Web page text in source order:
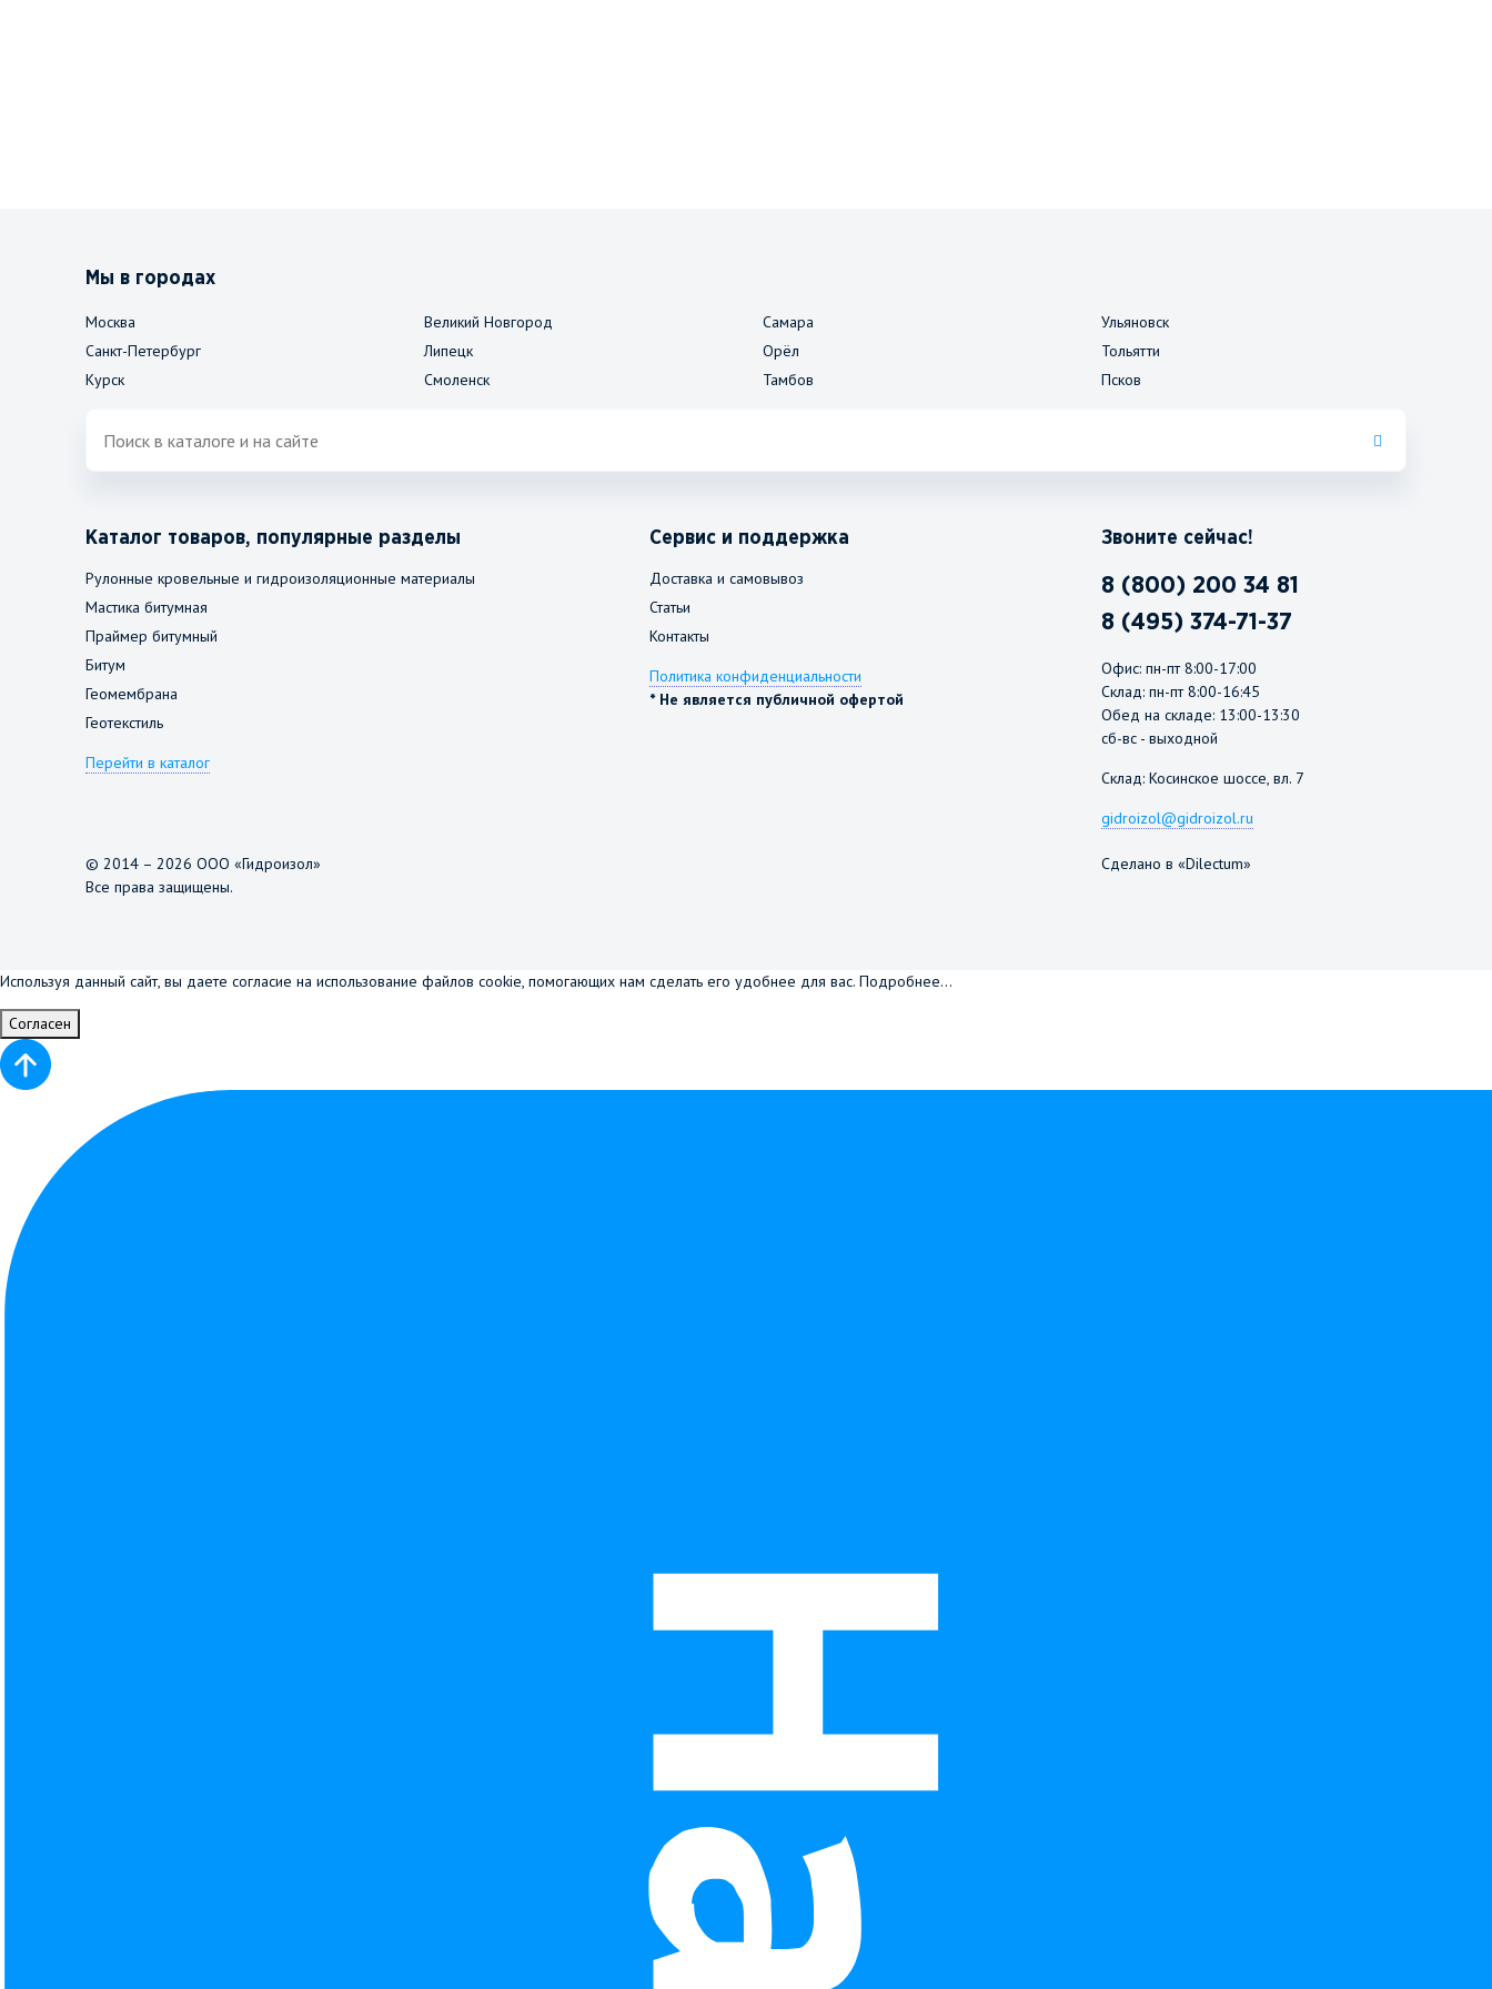
Мы в городах
Москва
Санкт-Петербург
Курск
Великий Новгород
Липецк
Смоленск
Самара
Орёл
Тамбов
Ульяновск
Тольятти
Псков
Каталог товаров, популярные разделы
Рулонные кровельные и гидроизоляционные материалы
Мастика битумная
Праймер битумный
Битум
Геомембрана
Геотекстиль
Перейти в каталог
Сервис и поддержка
Доставка и самовывоз
Статьи
Контакты
Политика конфиденциальности
* Не является публичной офертой
Звоните сейчас!
8 (800) 200 34 81
8 (495) 374-71-37
Офис: пн-пт 8:00-17:00
Склад: пн-пт 8:00-16:45
Обед на складе: 13:00-13:30
сб-вс - выходной
Склад: Косинское шоссе, вл. 7
gidroizol@gidroizol.ru
© 2014 – 2026 ООО «Гидроизол»
Все права защищены.
Сделано в «Dilectum»
Используя данный сайт, вы даете согласие на использование файлов cookie, помогающих нам сделать его удобнее для вас. Подробнее...
Согласен